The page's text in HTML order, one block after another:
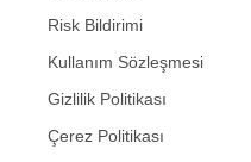
Risk Bildirimi
Kullanım Sözleşmesi
Gizlilik Politikası
Çerez Politikası